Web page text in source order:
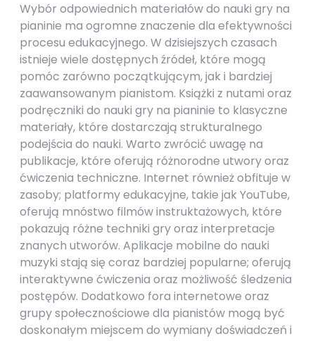
Wybór odpowiednich materiałów do nauki gry na
pianinie ma ogromne znaczenie dla efektywności
procesu edukacyjnego. W dzisiejszych czasach
istnieje wiele dostępnych źródeł, które mogą
pomóc zarówno początkującym, jak i bardziej
zaawansowanym pianistom. Książki z nutami oraz
podręczniki do nauki gry na pianinie to klasyczne
materiały, które dostarczają strukturalnego
podejścia do nauki. Warto zwrócić uwagę na
publikacje, które oferują różnorodne utwory oraz
ćwiczenia techniczne. Internet również obfituje w
zasoby; platformy edukacyjne, takie jak YouTube,
oferują mnóstwo filmów instruktażowych, które
pokazują różne techniki gry oraz interpretacje
znanych utworów. Aplikacje mobilne do nauki
muzyki stają się coraz bardziej popularne; oferują
interaktywne ćwiczenia oraz możliwość śledzenia
postępów. Dodatkowo fora internetowe oraz
grupy społecznościowe dla pianistów mogą być
doskonałym miejscem do wymiany doświadczeń i